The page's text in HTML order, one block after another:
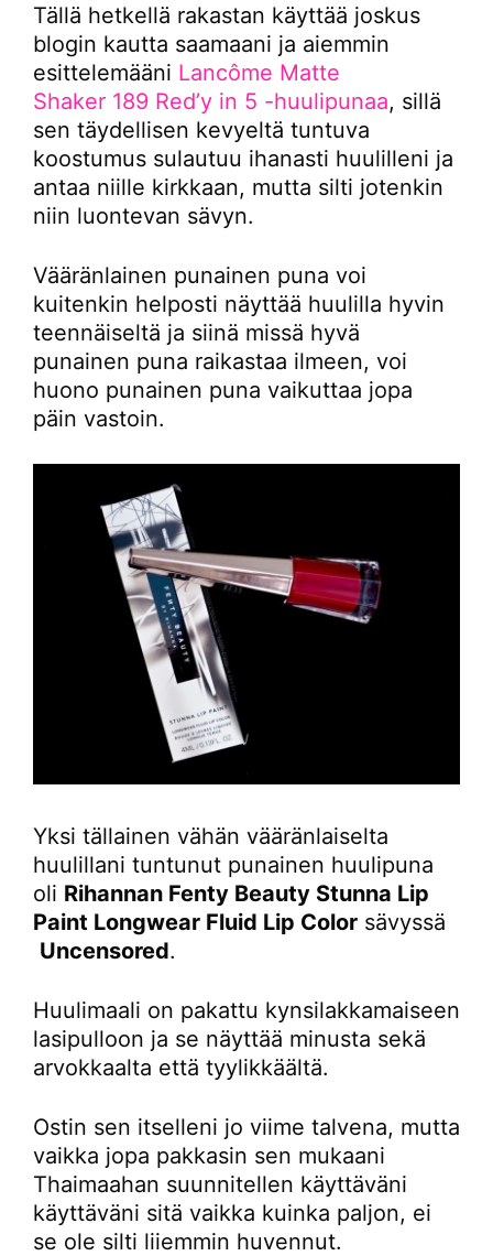
Tällä hetkellä rakastan käyttää joskus
blogin kautta saamaani ja aiemmin
esittelemääni Lancôme Matte
Shaker 189 Red’y in 5 -huulipunaa, sillä
sen täydellisen kevyeltä tuntuva
koostumus sulautuu ihanasti huulilleni ja
antaa niille kirkkaan, mutta silti jotenkin
niin luontevan sävyn.
Vääränlainen punainen puna voi
kuitenkin helposti näyttää huulilla hyvin
teennäiseltä ja siinä missä hyvä
punainen puna raikastaa ilmeen, voi
huono punainen puna vaikuttaa jopa
päin vastoin.
Yksi tällainen vähän vääränlaiselta
huulillani tuntunut punainen huulipuna
oli Rihannan Fenty Beauty Stunna Lip
Paint Longwear Fluid Lip Color sävyssä
Uncensored.
Huulimaali on pakattu kynsilakkamaiseen
lasipulloon ja se näyttää minusta sekä
arvokkaalta että tyylikkäältä.
Ostin sen itselleni jo viime talvena, mutta
vaikka jopa pakkasin sen mukaani
Thaimaahan suunnitellen käyttäväni
käyttäväni sitä vaikka kuinka paljon, ei
se ole silti liiemmin huvennut.